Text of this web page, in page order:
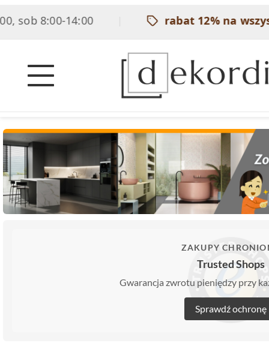
8:00-14:00 | rabat 12% na
ZAKUPY
Trusted Shops
Gwarancja zwrotu pieniędzy przy
Sprawdź ochronę